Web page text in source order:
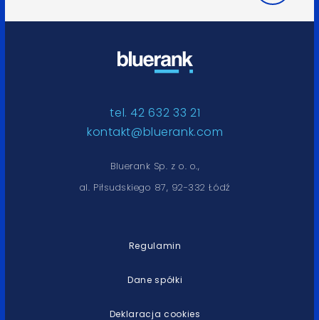
tel. 42 632 33 21
kontakt@bluerank.com
Bluerank Sp. z o. o.,
al. Piłsudskiego 87, 92-332 Łódź
Regulamin
Dane spółki
Deklaracja cookies